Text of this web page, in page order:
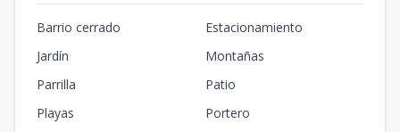
Barrio cerrado
Estacionamiento
Jardín
Montañas
Parrilla
Patio
Playas
Portero